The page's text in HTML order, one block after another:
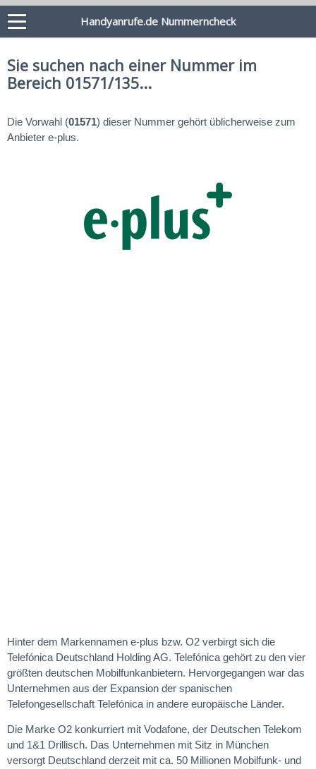
Handyanrufe.de Nummerncheck
Sie suchen nach einer Nummer im
Bereich 01571/135...
Die Vorwahl (01571) dieser Nummer gehört üblicherweise zum
Anbieter e-plus.
Hinter dem Markennamen e-plus bzw. O2 verbirgt sich die
Telefónica Deutschland Holding AG. Telefónica gehört zu den vier
größten deutschen Mobilfunkanbietern. Hervorgegangen war das
Unternehmen aus der Expansion der spanischen
Telefongesellschaft Telefónica in andere europäische Länder.
Die Marke O2 konkurriert mit Vodafone, der Deutschen Telekom
und 1&1 Drillisch. Das Unternehmen mit Sitz in München
versorgt Deutschland derzeit mit ca. 50 Millionen Mobilfunk- und